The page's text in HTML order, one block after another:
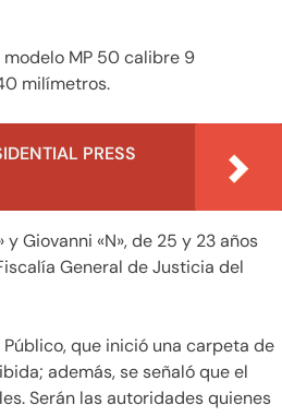
MP 50 calibre 9
milímetros.
PRESS
y Giovanni «N», de 25 y 23 años
General de Justicia del
que inició una carpeta de
además, se señaló que el
Serán las autoridades quienes